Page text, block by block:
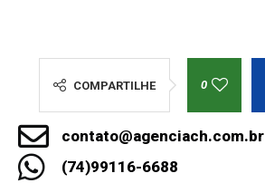
COMPARTILHE 0
contato@agenciach.com.br
(74)99116-6688